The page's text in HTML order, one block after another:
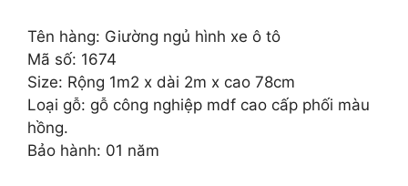
là:
tại
5.300.000 ₫.
Tên hàng: Giường ngủ hình xe ô tô
Mã số: 1674
Size: Rộng 1m2 x dài 2m x cao 78cm
Loại gỗ: gỗ công nghiệp mdf cao cấp phối màu
hồng.
Bảo hành: 01 năm